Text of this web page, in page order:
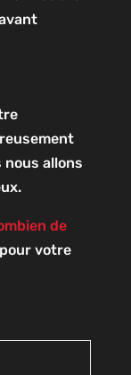
nous allons
de
votre